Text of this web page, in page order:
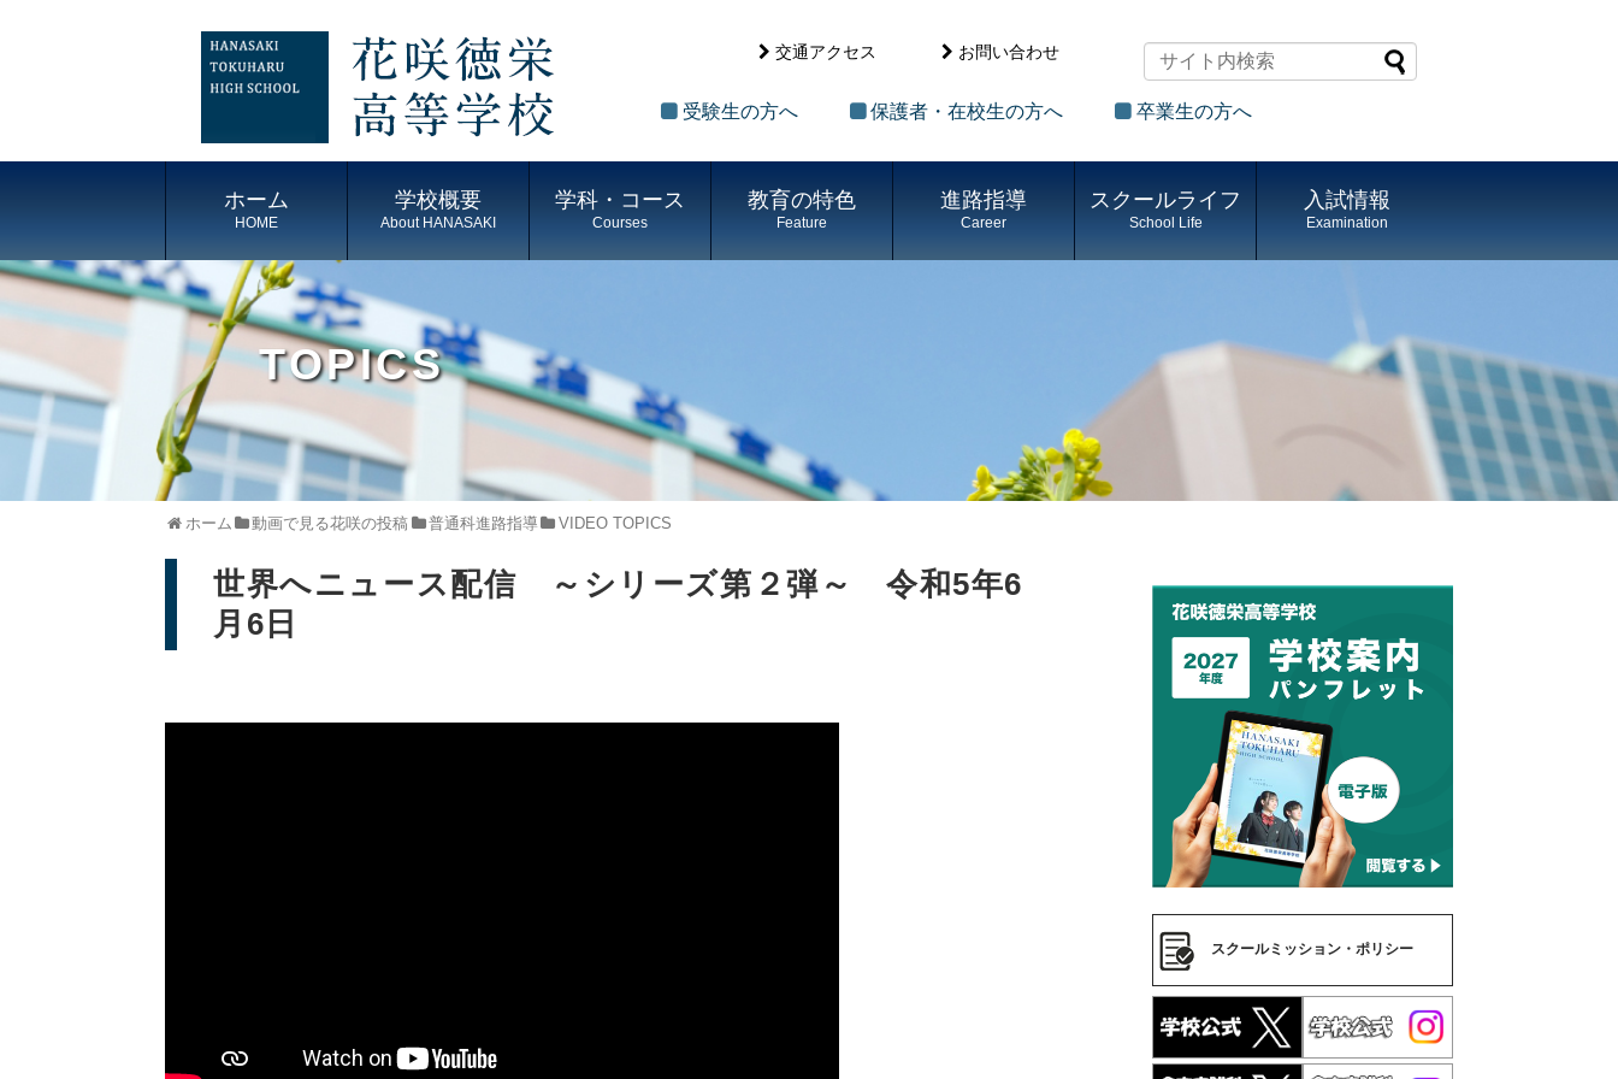
交通アクセス お問い合わせ
受験生の方へ 保護者・在校生の方へ 卒業生の方へ
ホーム
HOME
学校概要
About HANASAKI
学科・コース
Courses
教育の特色
Feature
進路指導
Career
スクールライフ
School Life
入試情報
Examination
TOPICS
ホーム 動画で見る花咲の投稿 普通科進路指導 VIDEO TOPICS
世界へニュース配信 ～シリーズ第２弾～ 令和5年6
月6日
スクールミッション・ポリシー